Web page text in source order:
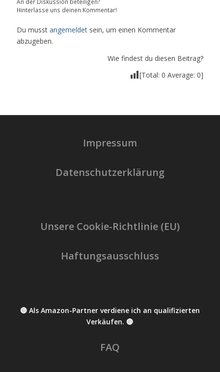
Hinterlasse uns deinen Kommentar!
Du musst angemeldetsein, um einen Kommentar
abzugeben.
Wie findest du diesen Beitrag?
[Total:0 Average:0]
Impressum
Datenschutzerklärung
Unsere Cookie-Richtlinie (EU)
Haftungsausschluss
🔴 Als Amazon-Partner verdiene ich an qualifizierten
Verkäufen. 🔴
FAQ